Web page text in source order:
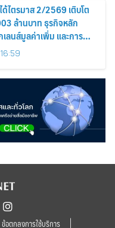
ด้ไตรมาส 2/2569 เติบโต
ล้านบาท ธุรกิจหลัก
ลนส์มูลค่าเพิ่ม และการ
ประเทศ พร้อมเดินหน้า
บโตระยะยาว
ข้อตกลงการใช้บริการ